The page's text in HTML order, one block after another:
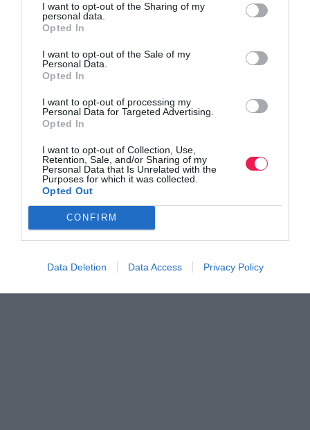
I want to opt-out of the Sharing of my
personal data.
Opted In
I want to opt-out of the Sale of my
Personal Data.
Opted In
I want to opt-out of processing my
Personal Data for Targeted Advertising.
Opted In
I want to opt-out of Collection, Use,
Retention, Sale, and/or Sharing of my
Personal Data that Is Unrelated with the
Purposes for which it was collected.
Opted Out
CONFIRM
Data Deletion Data Access Privacy Policy
Γιώργος Σταμούλης και Ματίνα Νούλα στο
Ευρωπαϊκό!